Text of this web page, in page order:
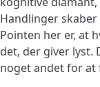
Handlinger
Pointen her er, at
det, der giver lyst.
noget andet for at